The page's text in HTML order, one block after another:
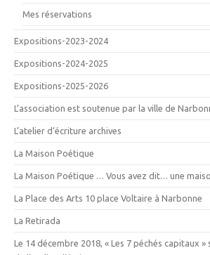
Mes réservations
Expositions-2023-2024
Expositions-2024-2025
Expositions-2025-2026
L’association est soutenue par la ville de
L’atelier d’écriture archives
La Maison Poétique
La Maison Poétique … Vous avez dit… une
La Place des Arts 10 place Voltaire à Narbonne
La Retirada
Le 14 décembre 2018, « Les 7 péchés capitaux